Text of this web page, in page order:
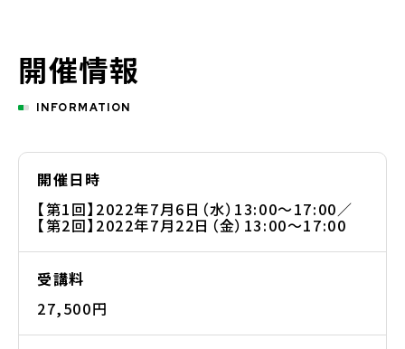
開催情報
INFORMATION
開催日時
【第1回】2022年7月6日（水）13:00～17:00／
【第2回】2022年7月22日（金）13:00～17:00
受講料
27,500円